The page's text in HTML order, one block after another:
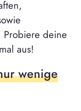
Probiere deine
aus!
wenige